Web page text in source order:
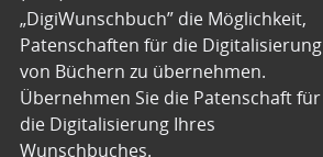
„DigiWunschbuch” die Möglichkeit,
Patenschaften für die Digitalisierung
von Büchern zu übernehmen.
Übernehmen Sie die Patenschaft für
die Digitalisierung Ihres
Wunschbuches.